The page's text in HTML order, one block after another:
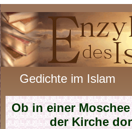
Gedichte im Islam
Ob in einer
der Kirche